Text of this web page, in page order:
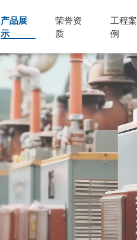
产品展
示
荣誉资
质
工程案
例